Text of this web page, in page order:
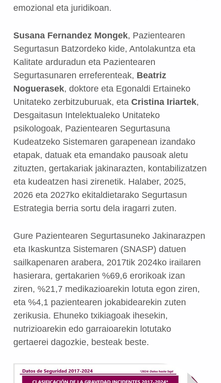
emozional eta juridikoan.
Susana Fernandez Mongek, Pazientearen
Segurtasun Batzordeko kide, Antolakuntza eta
Kalitate arduradun eta Pazientearen
Segurtasunaren erreferenteak, Beatriz
Noguerasek, doktore eta Egonaldi Ertaineko
Unitateko zerbitzuburuak, eta Cristina Iriartek,
Desgaitasun Intelektualeko Unitateko
psikologoak, Pazientearen Segurtasuna
Kudeatzeko Sistemaren garapenean izandako
etapak, datuak eta emandako pausoak aletu
zituzten, gertakariak jakinarazten, kontabilizatzen
eta kudeatzen hasi zirenetik. Halaber, 2025,
2026 eta 2027ko ekitaldietarako Segurtasun
Estrategia berria sortu dela iragarri zuten.
Gure Pazientearen Segurtasuneko Jakinarazpen
eta Ikaskuntza Sistemaren (SNASP) datuen
sailkapenaren arabera, 2017tik 2024ko irailaren
hasierara, gertakarien %69,6 erorikoak izan
ziren, %21,7 medikazioarekin lotuta egon ziren,
eta %4,1 pazientearen jokabidearekin zuten
zerikusia. Ehuneko txikiagoak ihesekin,
nutrizioarekin edo garraioarekin lotutako
gertaerei dagozkie, besteak beste.